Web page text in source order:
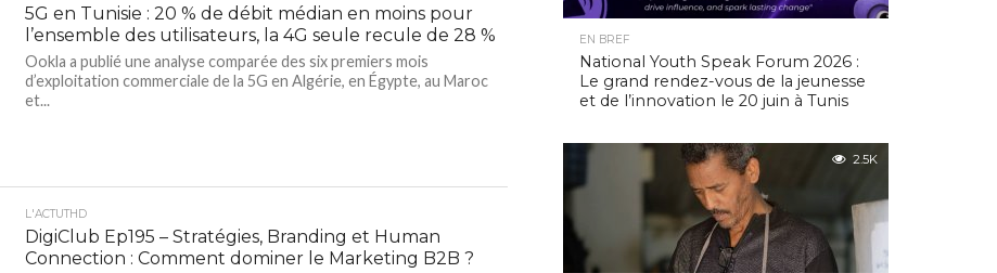
5G en Tunisie : 20 % de débit médian en moins pour
l’ensemble des utilisateurs, la 4G seule recule de 28 %
Ookla a publié une analyse comparée des six premiers mois
d’exploitation commerciale de la 5G en Algérie, en Égypte, au Maroc
et...
L'ACTUTHD
DigiClub Ep195 – Stratégies, Branding et Human
Connection : Comment dominer le Marketing B2B ?
EN BREF
National Youth Speak Forum 2026 :
Le grand rendez-vous de la jeunesse
et de l’innovation le 20 juin à Tunis
2.5K